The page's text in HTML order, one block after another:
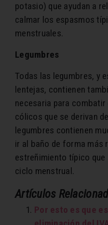
potasio) que ayudan a
calmar los espasmos
menstruales.
Legumbres
Todas las legumbres, y
lentejas, contienen
necesaria para
cólicos que se derivan
legumbres contienen
ir al baño de forma más
estreñimiento típico que
ciclo menstrual.
Artículos
Por esto es que